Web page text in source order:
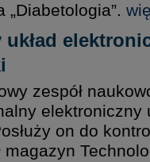
„Diabetologia”.
układ
zespół
elektroniczny
on do
magazyn